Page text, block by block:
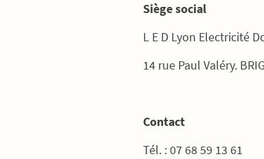
Siège social
L E D Lyon Electricité
14 rue Paul Valéry.
Contact
Tél. : 07 68 59 13 61